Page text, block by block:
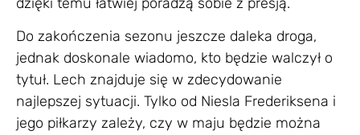
Do zakończenia sezonu jeszcze daleka droga,
jednak doskonale wiadomo, kto będzie walczył o
tytuł. Lech znajduje się w zdecydowanie
najlepszej sytuacji. Tylko od Niesla Frederiksena i
jego piłkarzy zależy, czy w maju będzie można